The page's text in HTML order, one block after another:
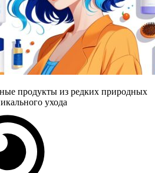
продукты из редких природных
ухода